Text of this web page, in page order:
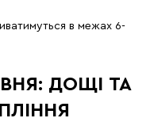
в межах 6-
ДОЩІ ТА